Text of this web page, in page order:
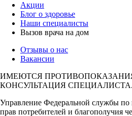
Акции
Блог о здоровье
Наши специалисты
Вызов врача на дом
Отзывы о нас
Вакансии
ИМЕЮТСЯ
КОНСУЛЬТАЦИЯ СПЕЦИАЛИСТА.
Управление Федеральной службы по
прав потребителей и благополучия